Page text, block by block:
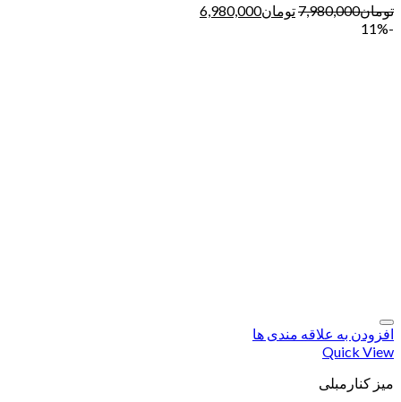
تومان7,980,000تومان6,980,000
-11%
افزودن به علاقه مندی ها
Quick View
میز کنارمبلی